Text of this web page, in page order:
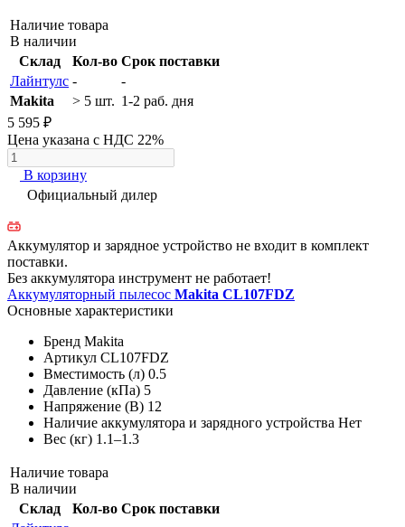
Наличие товара
В наличии
Склад
Кол-во Срок поставки
Лайнтулс -
-
Makita
> 5 шт. 1-2 раб. дня
5 595 ₽
Цена указана с НДС 22%
В корзину
Официальный дилер
Аккумулятор и зарядное устройство не входит в комплект
поставки.
Без аккумулятора инструмент не работает!
Аккумуляторный пылесос Makita CL107FDZ
Основные характеристики
Бренд Makita
Артикул CL107FDZ
Вместимость (л) 0.5
Давление (кПа) 5
Напряжение (В) 12
Наличие аккумулятора и зарядного устройства Нет
Вес (кг) 1.1–1.3
Наличие товара
В наличии
Склад
Кол-во Срок поставки